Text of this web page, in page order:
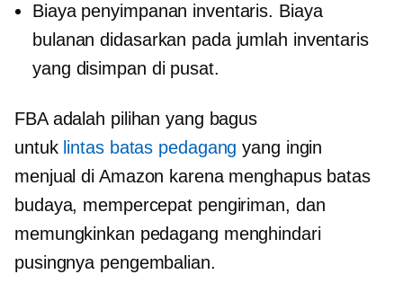
Biaya penyimpanan inventaris. Biaya
bulanan didasarkan pada jumlah inventaris
yang disimpan di pusat.
FBA adalah pilihan yang bagus
untuk lintas batas pedagang yang ingin
menjual di Amazon karena menghapus batas
budaya, mempercepat pengiriman, dan
memungkinkan pedagang menghindari
pusingnya pengembalian.